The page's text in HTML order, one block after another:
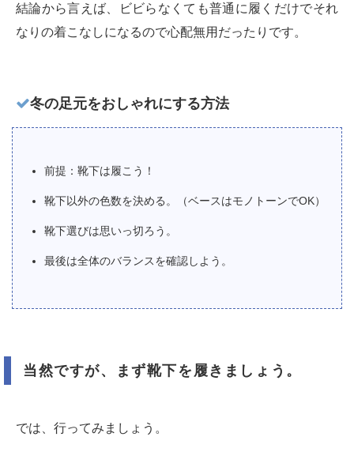
結論から言えば、ビビらなくても普通に履くだけでそれ
なりの着こなしになるので心配無用だったりです。
冬の足元をおしゃれにする方法
前提：靴下は履こう！
靴下以外の色数を決める。（ベースはモノトーンでOK）
靴下選びは思いっ切ろう。
最後は全体のバランスを確認しよう。
当然ですが、まず靴下を履きましょう。
では、行ってみましょう。